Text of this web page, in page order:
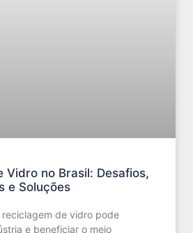
Vidro no Brasil: Desafios,
e Soluções
de vidro pode
e beneficiar o meio